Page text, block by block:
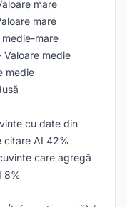
mare
mare
medie-mare
Valoare medie
medie
cu date din
citare AI 42%
care agregă
8%